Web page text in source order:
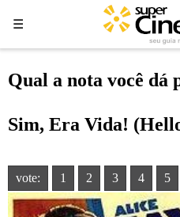
☰
Qual a nota você
Sim, Era Vida!
vote: 1 2 3 4 5
☰